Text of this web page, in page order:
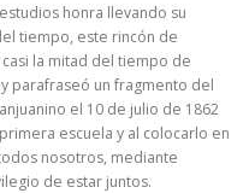
honra llevando su
tiempo, este rincón de
la mitad del tiempo de
parafraseó un fragmento del
el 10 de julio de 1862
escuela y al colocarlo en
nosotros, mediante
de estar juntos.